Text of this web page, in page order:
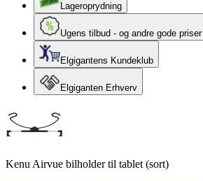
Lageroprydning
Ugens tilbud - og andre gode priser
Elgigantens Kundeklub
Elgiganten Erhverv
Kenu Airvue bilholder til tablet (sort)